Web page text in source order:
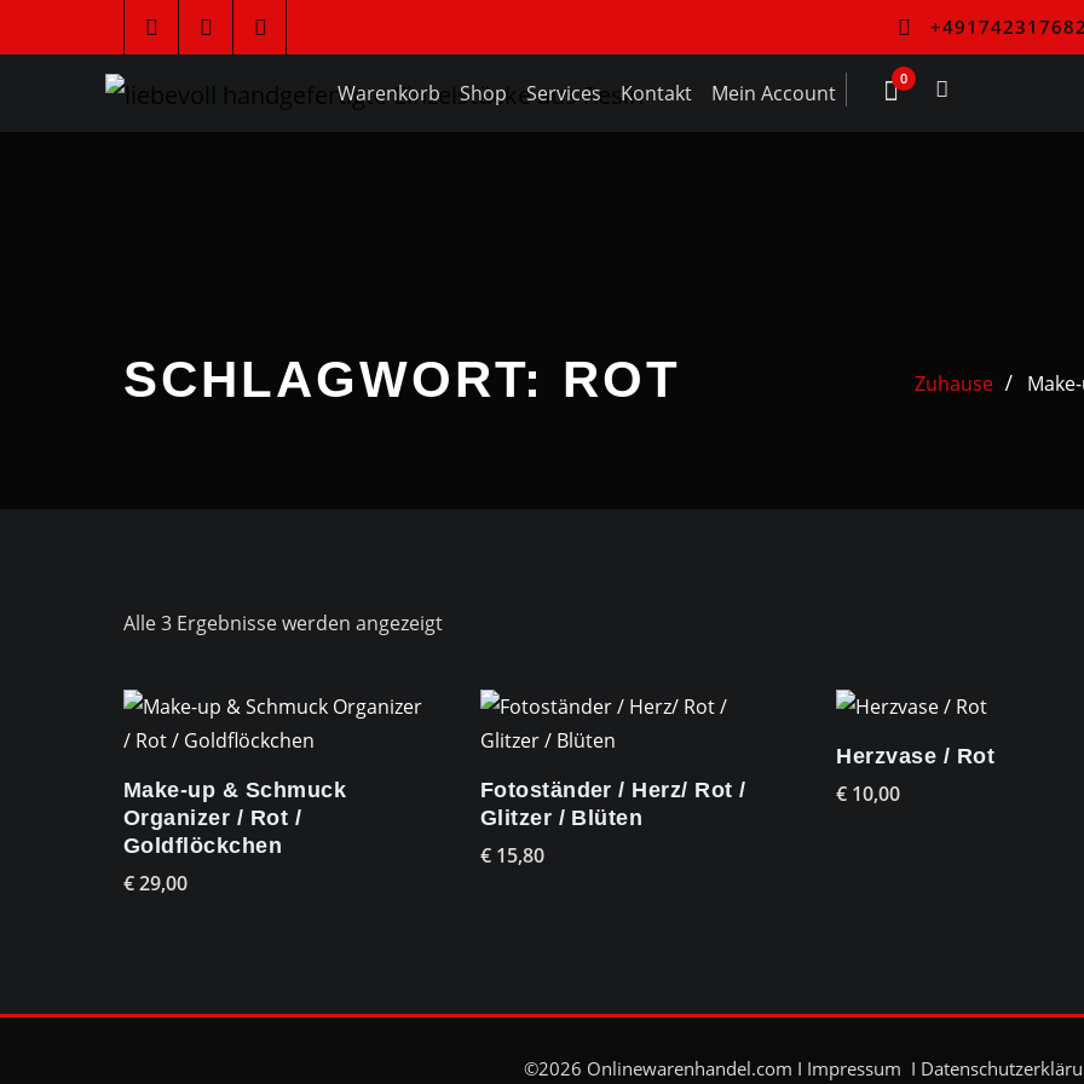
Warenkorb Shop Services Kontakt Mein Account
0
SCHLAGWORT: ROT Zuhause
Alle 3 Ergebnisse werden angezeigtNach
sortiert
Make-up & Schmuck
Organizer / Rot /
Goldflöckchen
€29,00
Fotoständer / Herz/ Rot /
Glitzer / Blüten
€15,80
Herzvase / Rot
€ 10,00
©2026 Onlinewarenhandel.com I Impressum I